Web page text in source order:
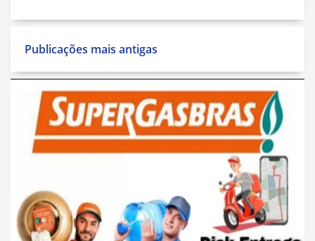
Navegação
por
posts
Publicações mais antigas